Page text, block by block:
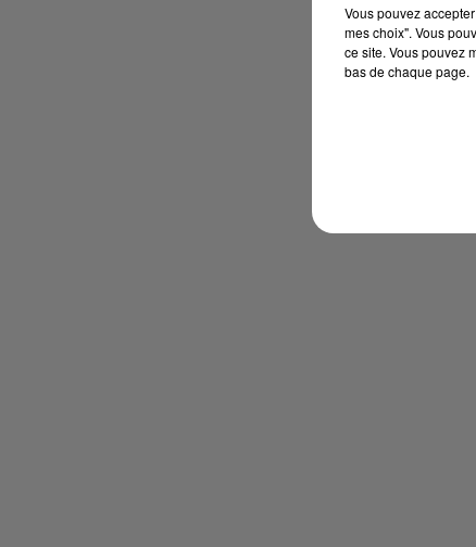
Vous pouvez
mes choix". Vous
ce site. Vous pouvez
bas de chaque page.